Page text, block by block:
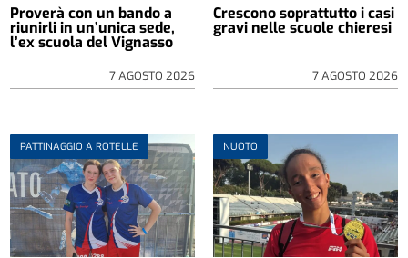
Proverà con un bando a
riunirli in un’unica sede,
l’ex scuola del Vignasso
7 AGOSTO 2026
Crescono soprattutto i casi
gravi nelle scuole chieresi
7 AGOSTO 2026
PATTINAGGIO A ROTELLE NUOTO